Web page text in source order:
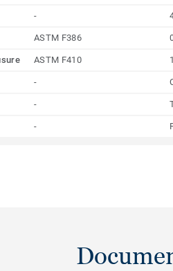
-
ASTM F386
ASTM F410
-
-
-